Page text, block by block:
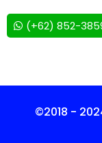
(+62) 852-
©2018 -